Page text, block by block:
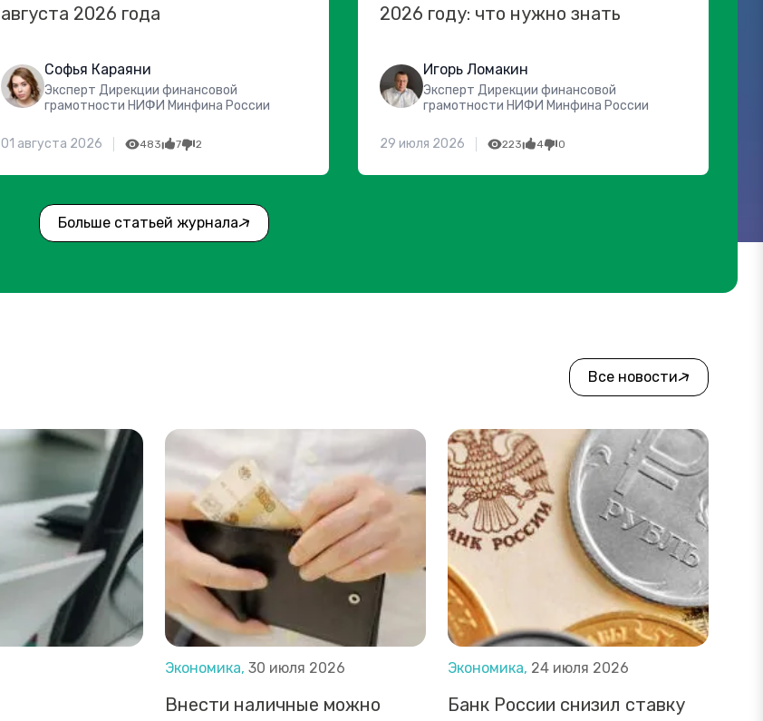
августа 2026 года
Софья Караяни
Эксперт Дирекции финансовой
грамотности НИФИ Минфина России
01 августа 2026 483 7 2
2026 году: что нужно знать
Игорь Ломакин
Эксперт Дирекции финансовой
грамотности НИФИ Минфина России
29 июля 2026 223 4 0
Больше статьей журнала
Все новости
Экономика, 30 июля 2026
Внести наличные можно
Экономика, 24 июля 2026
Банк России снизил ставку